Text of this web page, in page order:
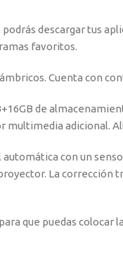
descargar tus
favoritos.
Cuenta con
de
multimedia adicional.
con un
La
que puedas colocar